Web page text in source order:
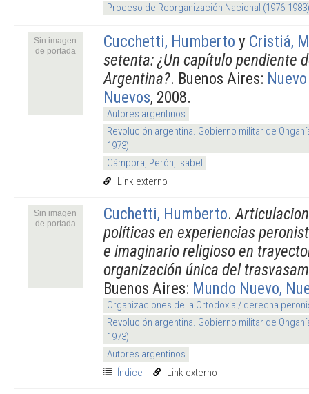
Proceso de Reorganización Nacional (1976-1983)
Sin imagen
de portada
Cucchetti, Humberto y Cristiá,
setenta: ¿Un capítulo pendiente
Argentina?. Buenos Aires:
Nuevos, 2008.
Autores argentinos
Revolución argentina. Gobierno militar de
1973)
Cámpora, Perón, Isabel
Link externo
Sin imagen
de portada
Cuchetti, Humberto.
políticas en experiencias
e imaginario religioso en
organización única del
Buenos Aires: Mundo Nuevo,
Organizaciones de la Ortodoxia / derecha
Revolución argentina. Gobierno militar de
1973)
Autores argentinos
Índice
Link externo